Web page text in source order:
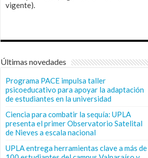
vigente).
Últimas novedades
Programa PACE impulsa taller
psicoeducativo para apoyar la adaptación
de estudiantes en la universidad
Ciencia para combatir la sequía: UPLA
presenta el primer Observatorio Satelital
de Nieves a escala nacional
UPLA entrega herramientas clave a más de